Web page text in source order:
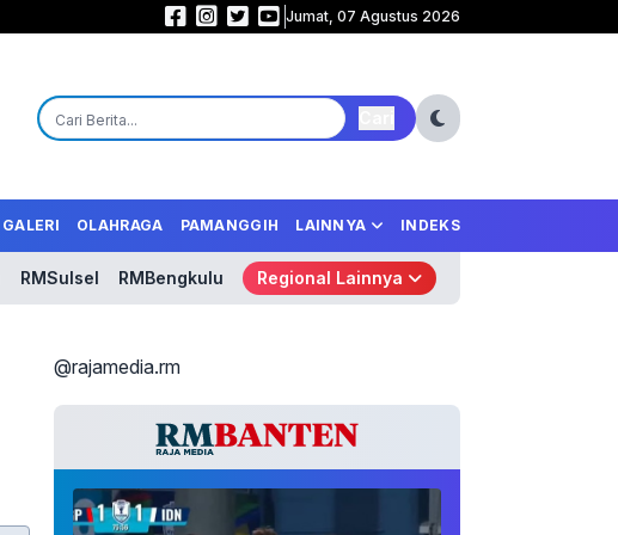
Samurai Biru Mengamuk! Jepang Libas Tunisia 4-0, Tempel Ketat Belanda
Jumat, 07 Agustus 2026
GALERI OLAHRAGA PAMANGGIH LAINNYA INDEKS
RMSulsel RMBengkulu Regional Lainnya
@rajamedia.rm